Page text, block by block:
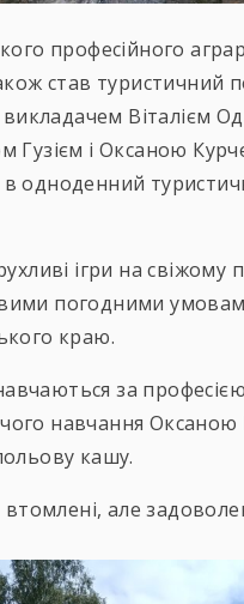
професійного
став туристичний
Віталієм
Гузієм і Оксаною
одноденний
ігри на свіжому
погодними
краю.
за
навчання Оксаною
кашу.
втомлені, але